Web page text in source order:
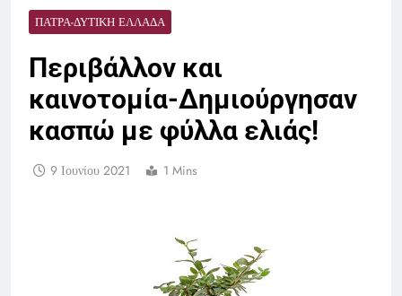
ΠΆΤΡΑ-ΔΥΤΙΚΉ ΕΛΛΆΔΑ
Περιβάλλον και
καινοτομία-Δημιούργησαν
κασπώ με φύλλα ελιάς!
9 Ιουνίου 2021 1 Mins